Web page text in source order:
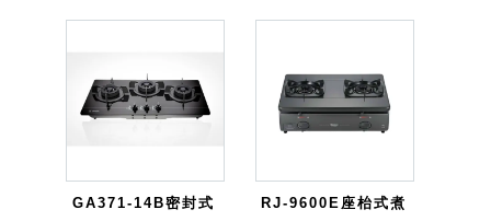
GA371-14B密封式
RJ-9600E座枱式煮